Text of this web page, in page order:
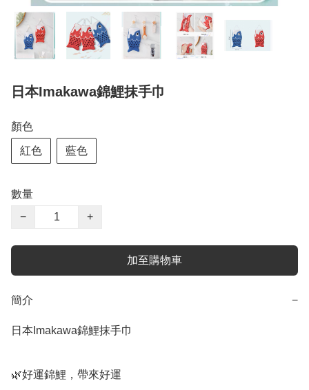
日本Imakawa錦鯉抹手巾
顏色
紅色 藍色
數量
−
+
加至購物車
簡介 −
日本Imakawa錦鯉抹手巾
🌿好運錦鯉，帶來好運